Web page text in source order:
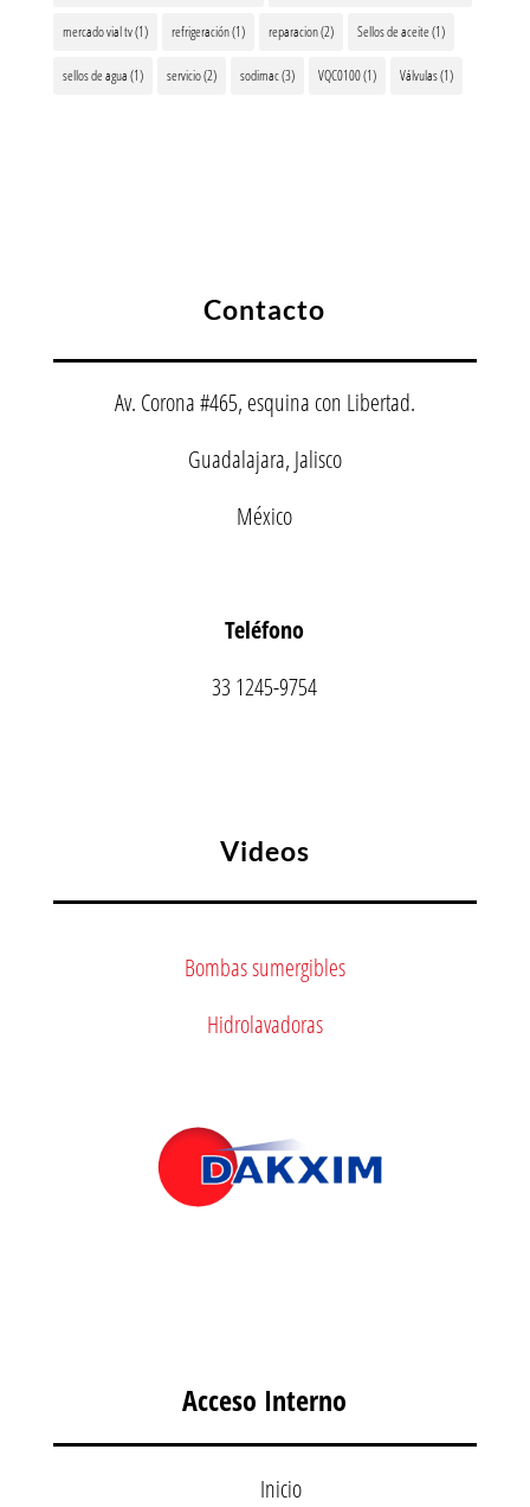
mercado vial tv(1) refrigeración(1) reparacion(2) Sellos de aceite(1)
sellos de agua(1) servicio(2) sodimac(3) VQC0100(1) Válvulas(1)
Contacto
Av. Corona #465, esquina con Libertad.
Guadalajara, Jalisco
México
Teléfono
33 1245-9754
Videos
Bombas sumergibles
Hidrolavadoras
Acceso Interno
Inicio